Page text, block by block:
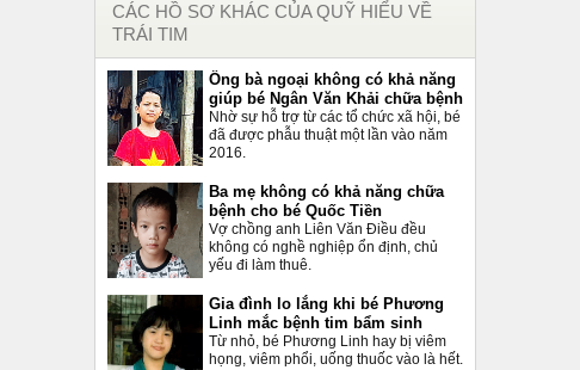
CÁC HỒ SƠ KHÁC CỦA QUỸ HIỂU VỀ
TRÁI TIM
Ông bà ngoại không có khả năng
giúp bé Ngân Văn Khải chữa bệnh
Nhờ sự hỗ trợ từ các tổ chức xã hội, bé
đã được phẫu thuật một lần vào năm
2016.
Ba mẹ không có khả năng chữa
bệnh cho bé Quốc Tiền
Vợ chồng anh Liên Văn Điều đều
không có nghề nghiệp ổn định, chủ
yếu đi làm thuê.
Gia đình lo lắng khi bé Phương
Linh mắc bệnh tim bẩm sinh
Từ nhỏ, bé Phương Linh hay bị viêm
họng, viêm phổi, uống thuốc vào là hết.